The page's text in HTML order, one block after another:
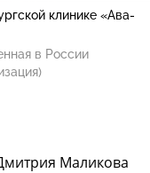
клинике «Ава-
в России
Маликова